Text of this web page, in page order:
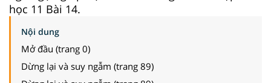
học 11 Bài 14.
Nội dung
Mở đầu (trang 0)
Dừng lại và suy ngẫm (trang 89)